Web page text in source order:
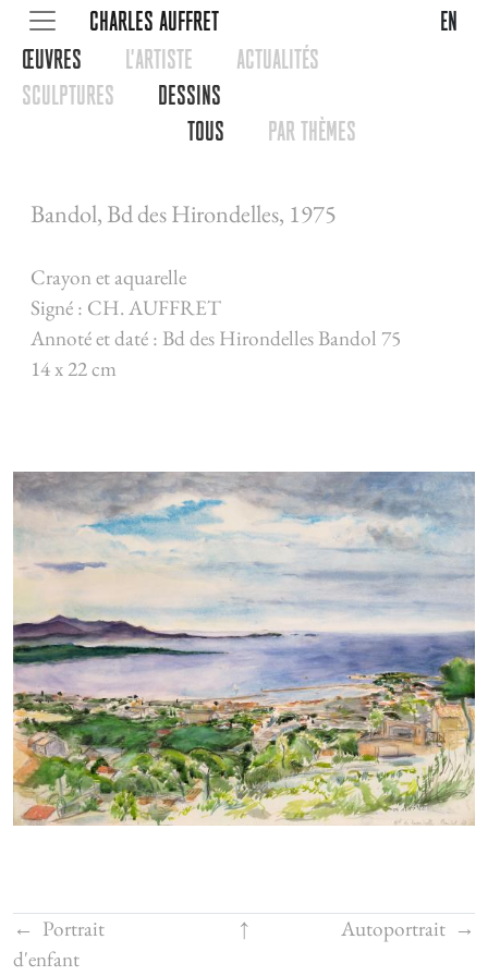
CHARLES AUFFRET
en
œUVRES
L'ARTISTE
ACTUALITéS
SCULPTURES
DESSINS
TOUS
PAR THèMES
Bandol, Bd des Hirondelles, 1975
Crayon et aquarelle
Signé : CH. AUFFRET
Annoté et daté : Bd des Hirondelles Bandol 75
14 x 22 cm
← Portrait
d'enfant
↑ Autoportrait →